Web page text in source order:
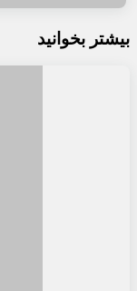
بیشتر بخوانید